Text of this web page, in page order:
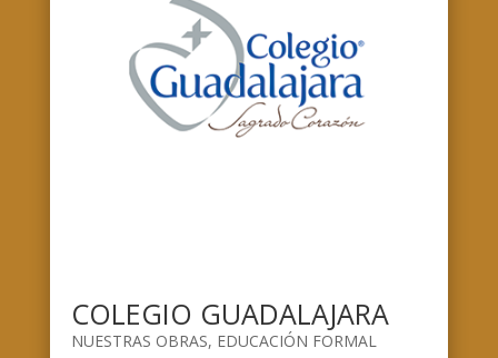
COLEGIO GUADALAJARA
NUESTRAS OBRAS, EDUCACIÓN FORMAL